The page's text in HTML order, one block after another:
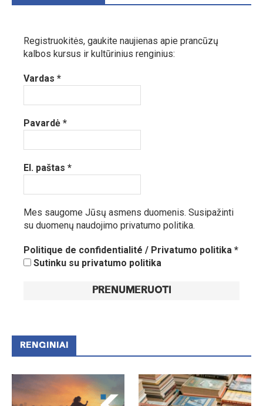
Registruokitės, gaukite naujienas apie prancūzų
kalbos kursus ir kultūrinius renginius:
Vardas *
Pavardė *
El. paštas *
Mes saugome Jūsų asmens duomenis. Susipažinti
su duomenų naudojimo privatumo politika.
Politique de confidentialité / Privatumo politika *
Sutinku su privatumo politika
RENGINIAI